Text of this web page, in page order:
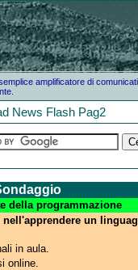
amplificatore di comunicati
News Flash Pag2
della programmazione
un
in aula.
online.